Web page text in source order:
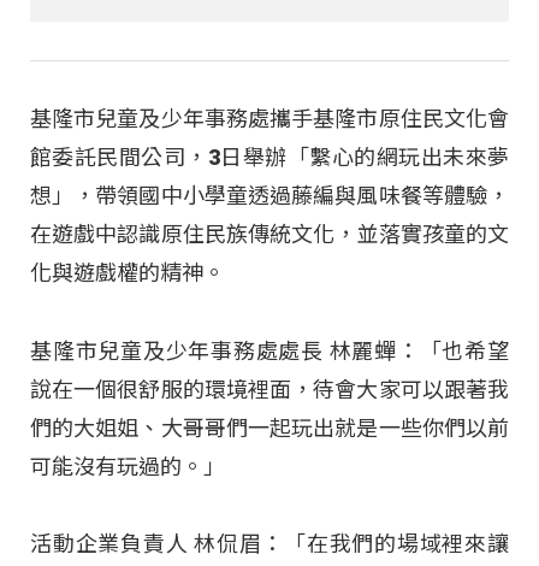
基隆市兒童及少年事務處攜手基隆市原住民文化會
館委託民間公司，3日舉辦「繫心的網玩出未來夢
想」，帶領國中小學童透過藤編與風味餐等體驗，
在遊戲中認識原住民族傳統文化，並落實孩童的文
化與遊戲權的精神。
基隆市兒童及少年事務處處長 林麗蟬：「也希望
說在一個很舒服的環境裡面，待會大家可以跟著我
們的大姐姐、大哥哥們一起玩出就是一些你們以前
可能沒有玩過的。」
活動企業負責人 林侃眉：「在我們的場域裡來讓